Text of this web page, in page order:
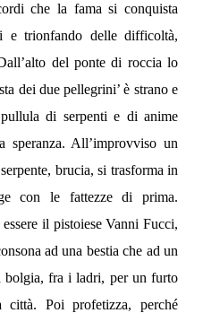
che la fama si conquista
e trionfando delle difficoltà,
del ponte di roccia lo
dei due pellegrini’ è strano e
di serpenti e di anime
speranza. All’improvviso un
brucia, si trasforma in
con le fattezze di prima.
il pistoiese Vanni Fucci,
ad una bestia che ad un
bolgia, fra i ladri, per un furto
città. Poi profetizza, perché